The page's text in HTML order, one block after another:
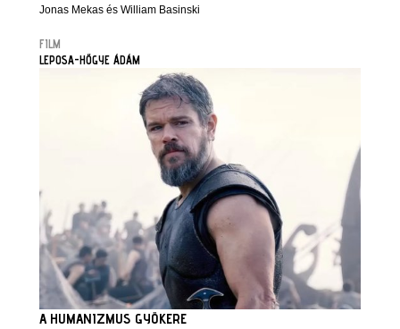
Jonas Mekas és William Basinski
FILM
LEPOSA-HŐGYE ÁDÁM
A HUMANIZMUS GYÖKERE